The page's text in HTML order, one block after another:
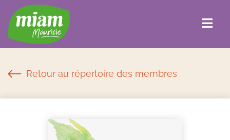
Retour au répertoire des membres